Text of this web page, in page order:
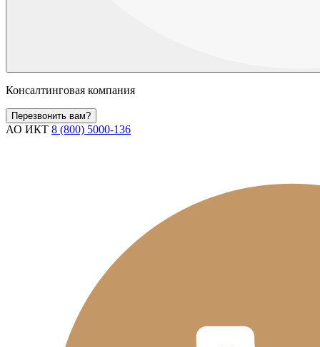
Консалтинговая компания
Перезвонить вам?
АО ИКТ 8 (800) 5000-136